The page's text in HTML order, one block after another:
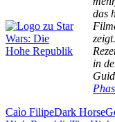
das
in
Caìo FilipeDark Horse